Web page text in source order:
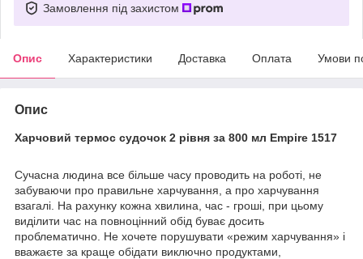
Замовлення під захистом
Опис Характеристики Доставка Оплата Умови
Опис
Харчовий термос судочок 2 рівня за 800 мл Empire 1517
Сучасна людина все більше часу проводить на роботі, не
забуваючи про правильне харчування, а про харчування
взагалі. На рахунку кожна хвилина, час - гроші, при цьому
виділити час на повноцінний обід буває досить
проблематично. Не хочете порушувати «режим харчування» і
вважаєте за краще обідати виключно продуктами,